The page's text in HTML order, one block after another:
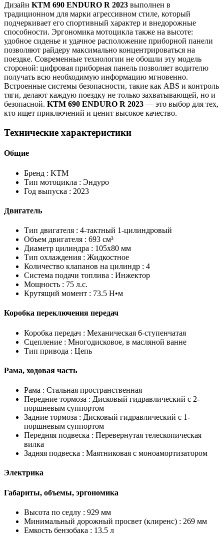
Дизайн KTM 690 ENDURO R 2023 выполнен в
традиционном для марки агрессивном стиле, который
подчеркивает его спортивный характер и внедорожные
способности. Эргономика мотоцикла также на высоте:
удобное сиденье и удачное расположение приборной панели
позволяют райдеру максимально концентрироваться на
поездке. Современные технологии не обошли эту модель
стороной: цифровая приборная панель позволяет водителю
получать всю необходимую информацию мгновенно.
Встроенные системы безопасности, такие как ABS и контроль
тяги, делают каждую поездку не только захватывающей, но и
безопасной. KTM 690 ENDURO R 2023 — это выбор для тех,
кто ищет приключений и ценит высокое качество.
Технические характеристики
Общие
Бренд : KTM
Тип мотоцикла : Эндуро
Год выпуска : 2023
Двигатель
Тип двигателя : 4-тактный 1-цилиндровый
Объем двигателя : 693 см³
Диаметр цилиндра : 105x80 мм
Тип охлаждения : Жидкостное
Количество клапанов на цилиндр : 4
Система подачи топлива : Инжектор
Мощность : 75 л.с.
Крутящий момент : 73.5 Н•м
Коробка переключения передач
Коробка передач : Механическая 6-ступенчатая
Сцепление : Многодисковое, в масляной ванне
Тип привода : Цепь
Рама, ходовая часть
Рама : Стальная пространственная
Передние тормоза : Дисковый гидравлический с 2-
поршневым суппортом
Задние тормоза : Дисковый гидравлический с 1-
поршневым суппортом
Передняя подвеска : Перевернутая телескопическая
вилка
Задняя подвеска : Маятниковая с моноамортизатором
Электрика
Габариты, объемы, эргономика
Высота по седлу : 929 мм
Минимальный дорожный просвет (клиренс) : 269 мм
Емкость бензобака : 13.5 л